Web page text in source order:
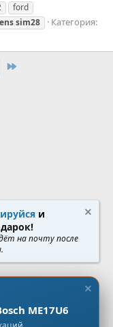
ford
sim28
Категория:
и
на почту после
ME17U6